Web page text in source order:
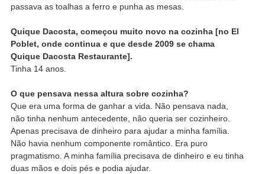
passava as toalhas a ferro e punha as mesas.
Quique Dacosta, começou muito novo na cozinha [no El
Poblet, onde continua e que desde 2009 se chama
Quique Dacosta Restaurante].
Tinha 14 anos.
O que pensava nessa altura sobre cozinha?
Que era uma forma de ganhar a vida. Não pensava nada,
não tinha nenhum antecedente, não queria ser cozinheiro.
Apenas precisava de dinheiro para ajudar a minha família.
Não havia nenhum componente romântico. Era puro
pragmatismo. A minha família precisava de dinheiro e eu tinha
duas mãos e dois pés e podia ajudar.